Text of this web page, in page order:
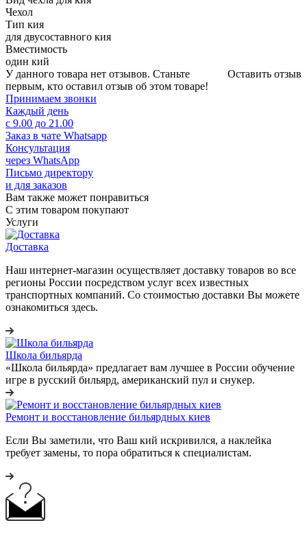
Чехол
Тип кия
для двусоставного кия
Вместимость
один кий
Оставить отзыв
У данного товара нет отзывов. Станьте
первым, кто оставил отзыв об этом товаре!
Принимаем звонки
Каждый день
с 9.00 до 21.00
Заказ в чате Whatsapp
Консультация
через WhatsApp
Письмо директору
и для заказов
Вам также может понравиться
С этим товаром покупают
Услуги
Доставка
Наш интернет-магазин осуществляет доставку товаров во все
регионы России посредством услуг всех известных
транспортных компаний. Со стоимостью доставки Вы можете
ознакомиться здесь.
Школа бильярда
«Школа бильярда» предлагает вам лучшее в России обучение
игре в русский бильярд, американский пул и снукер.
Ремонт и восстановление бильярдных киев
Если Вы заметили, что Ваш кий искривился, а наклейка
требует замены, то пора обратиться к специалистам.